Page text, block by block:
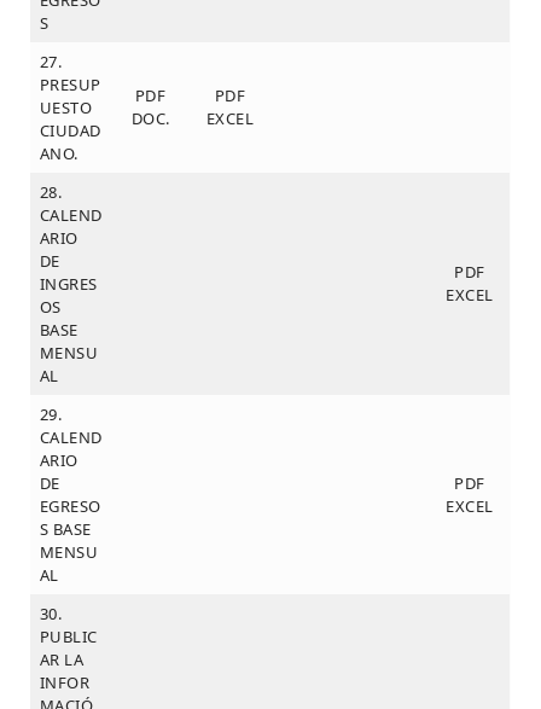
S
27.
PRESUP
UESTO
CIUDAD
ANO.
PDF
DOC.
PDF
EXCEL
28.
CALEND
ARIO
DE
INGRES
OS
BASE
MENSU
AL
PDF
EXCEL
29.
CALEND
ARIO
DE
EGRESO
S BASE
MENSU
AL
PDF
EXCEL
30.
PUBLIC
AR LA
INFOR